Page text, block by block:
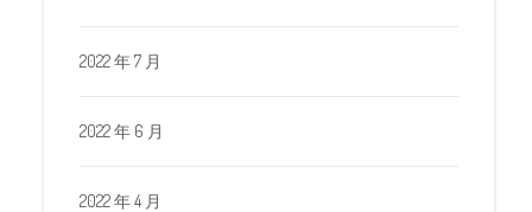
2022 年 7 月
2022 年 6 月
2022 年 4 月